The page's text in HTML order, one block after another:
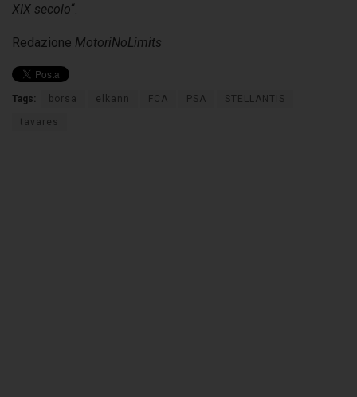
XIX secolo“.
Redazione MotoriNoLimits
Tags: borsa elkann FCA PSA STELLANTIS
tavares